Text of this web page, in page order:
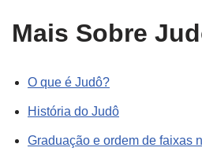
Mais Sobre
O que é Judô?
História do Judô
Graduação e ordem de faixas